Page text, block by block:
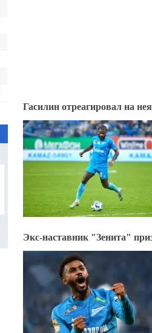
Гасилин отреагировал на
Экс-наставник "Зенита"